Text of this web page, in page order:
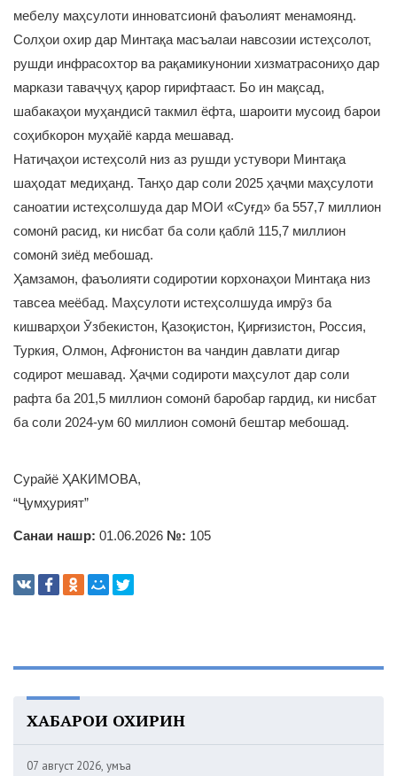
мебелу маҳсулоти инноватсионӣ фаъолият менамоянд.
Солҳои охир дар Минтақа масъалаи навсозии истеҳсолот,
рушди инфрасохтор ва рақамикунонии хизматрасониҳо дар
маркази таваҷҷуҳ қарор гирифтааст. Бо ин мақсад,
шабакаҳои муҳандисӣ такмил ёфта, шароити мусоид барои
соҳибкорон муҳайё карда мешавад.
Натиҷаҳои истеҳсолӣ низ аз рушди устувори Минтақа
шаҳодат медиҳанд. Танҳо дар соли 2025 ҳаҷми маҳсулоти
саноатии истеҳсолшуда дар МОИ «Суғд» ба 557,7 миллион
сомонӣ расид, ки нисбат ба соли қаблӣ 115,7 миллион
сомонӣ зиёд мебошад.
Ҳамзамон, фаъолияти содиротии корхонаҳои Минтақа низ
тавсеа меёбад. Маҳсулоти истеҳсолшуда имрӯз ба
кишварҳои Ӯзбекистон, Қазоқистон, Қирғизистон, Россия,
Туркия, Олмон, Афғонистон ва чандин давлати дигар
содирот мешавад. Ҳаҷми содироти маҳсулот дар соли
рафта ба 201,5 миллион сомонӣ баробар гардид, ки нисбат
ба соли 2024-ум 60 миллион сомонӣ бештар мебошад.
Сурайё ҲАКИМОВА,
“Ҷумҳурият”
Санаи нашр: 01.06.2026 №: 105
ХАБАРҲОИ ОХИРИН
07 август 2026, Ҷумъа